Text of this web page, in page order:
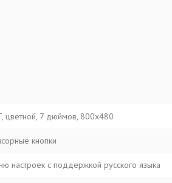
цветной, 7 дюймов, 800x480
кнопки
настроек с поддержкой русского языка